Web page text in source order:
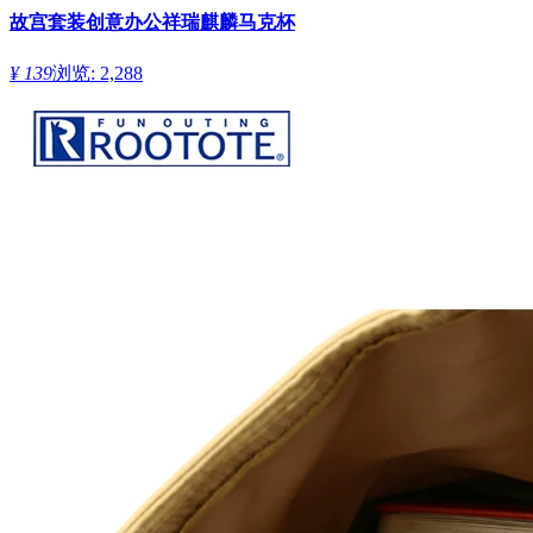
故宫套装创意办公祥瑞麒麟马克杯
¥ 139浏览: 2,288